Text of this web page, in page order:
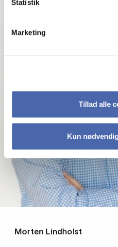
Statistik
Marketing
Tillad alle
Kun
Morten Lindholst